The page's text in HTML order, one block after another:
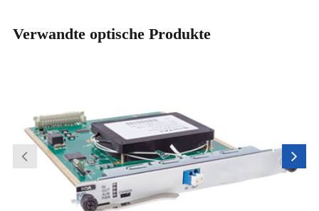
Verwandte optische Produkte